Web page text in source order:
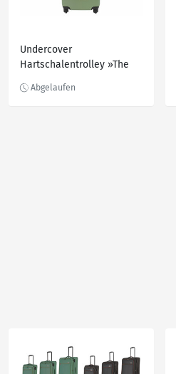
Undercover
Hartschalentrolley »The